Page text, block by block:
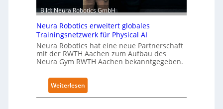
t
S
e
c
u
r
t
-
Bild: Neura Robotics GmbH
Neura Robotics erweitert globales
Trainingsnetzwerk für Physical AI
Neura Robotics hat eine neue Partnerschaft
mit der RWTH Aachen zum Aufbau des
Neura Gym RWTH Aachen bekanntgegeben.
Weiterlesen
N